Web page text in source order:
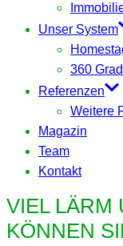
Unser System
360
Referenzen
Weitere
Magazin
Team
Kontakt
VIEL LÄRM
KÖNNEN